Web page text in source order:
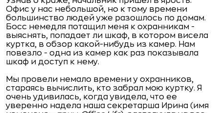
Офис у нас небольшой, но к тому времени
большинство людей уже разошлось по домам.
Босс немедля потащил меня к охранникам -
выяснять, попадает ли шкаф, в котором висела
куртка, в обзор какой-нибудь из камер. Нам
повезло - одна из камер как раз показывала
шкаф и доступ к нему.
Мы провели немало времени у охранников,
стараясь вычислить, кто забрал мою куртку. Я
очень удивилась, когда увидела, что ее
уверенно надела наша секретарша Ирина (имя